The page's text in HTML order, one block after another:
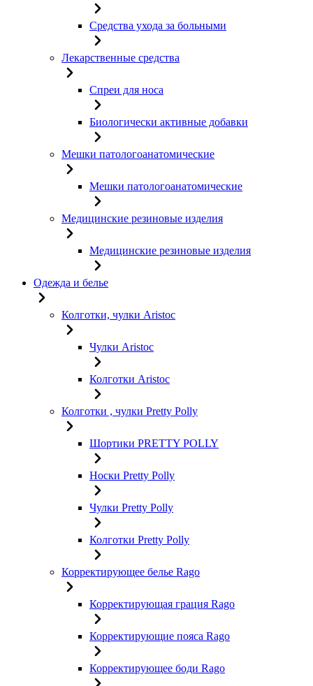
Средства ухода за больными
Лекарственные средства
Спреи для носа
Биологически активные добавки
Мешки патологоанатомические
Мешки патологоанатомические
Медицинские резиновые изделия
Медицинские резиновые изделия
Одежда и белье
Колготки, чулки Aristoc
Чулки Aristoc
Колготки Aristoc
Колготки , чулки Pretty Polly
Шортики PRETTY POLLY
Носки Pretty Polly
Чулки Pretty Polly
Колготки Pretty Polly
Корректирующее белье Rago
Корректирующая грация Rago
Корректирующие пояса Rago
Корректирующее боди Rago